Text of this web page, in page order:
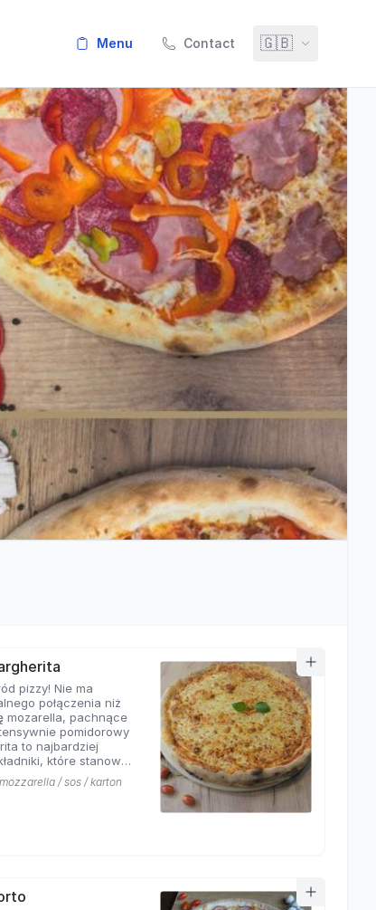
menu Contact 🇬🇧
pizzy! Nie ma
połączenia niż
mozarella, pachnące
pomidorowy
to najbardziej
które stanowią
Nasza
pewnością nie ma
w okolicy!
/ sos / karton